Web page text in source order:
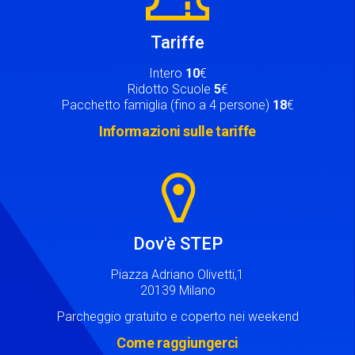
Tariffe
Intero 10€
Ridotto Scuole 5€
Pacchetto famiglia (fino a 4 persone) 18€
Informazioni sulle tariffe
Dov'è STEP
Piazza Adriano Olivetti,1
20139 Milano
Parcheggio gratuito e coperto nei weekend
Come raggiungerci